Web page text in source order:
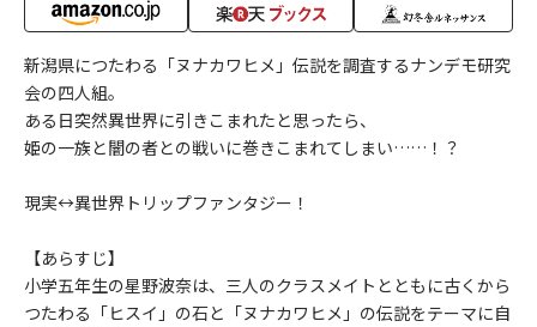
新潟県につたわる「ヌナカワヒメ」伝説を調査するナンデモ研究
会の四人組。
ある日突然異世界に引きこまれたと思ったら、
姫の一族と闇の者との戦いに巻きこまれてしまい……！？
現実↔異世界トリップファンタジー！
【あらすじ】
小学五年生の星野波奈は、三人のクラスメイトとともに古くから
つたわる「ヒスイ」の石と「ヌナカワヒメ」の伝説をテーマに自